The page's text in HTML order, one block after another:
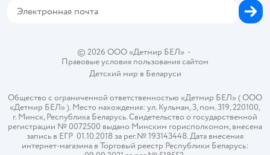
© 2026 ООО «Детмир БЕЛ»•
Правовые условия пользования сайтом
Детский мир в Беларуси
Общество с ограниченной ответственностью «Детмир БЕЛ» ( ООО
«Детмир БЕЛ» ). Место нахождения: ул. Кульман, 3, пом. 319, 220100,
г. Минск, Республика Беларусь. Свидетельство о государственной
регистрации № 0072500 выдано Минским горисполкомом, внесена
запись в ЕГР 01.10.2018 за рег.№ 193143448. Дата внесения
интернет-магазина в Торговый реестр Республики Беларусь: